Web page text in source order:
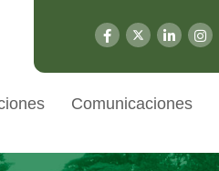
Comunicaciones